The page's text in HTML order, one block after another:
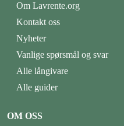
Om Lavrente.org
Kontakt oss
Nyheter
Vanlige spørsmål og svar
Alle långivare
Alle guider
OM OSS